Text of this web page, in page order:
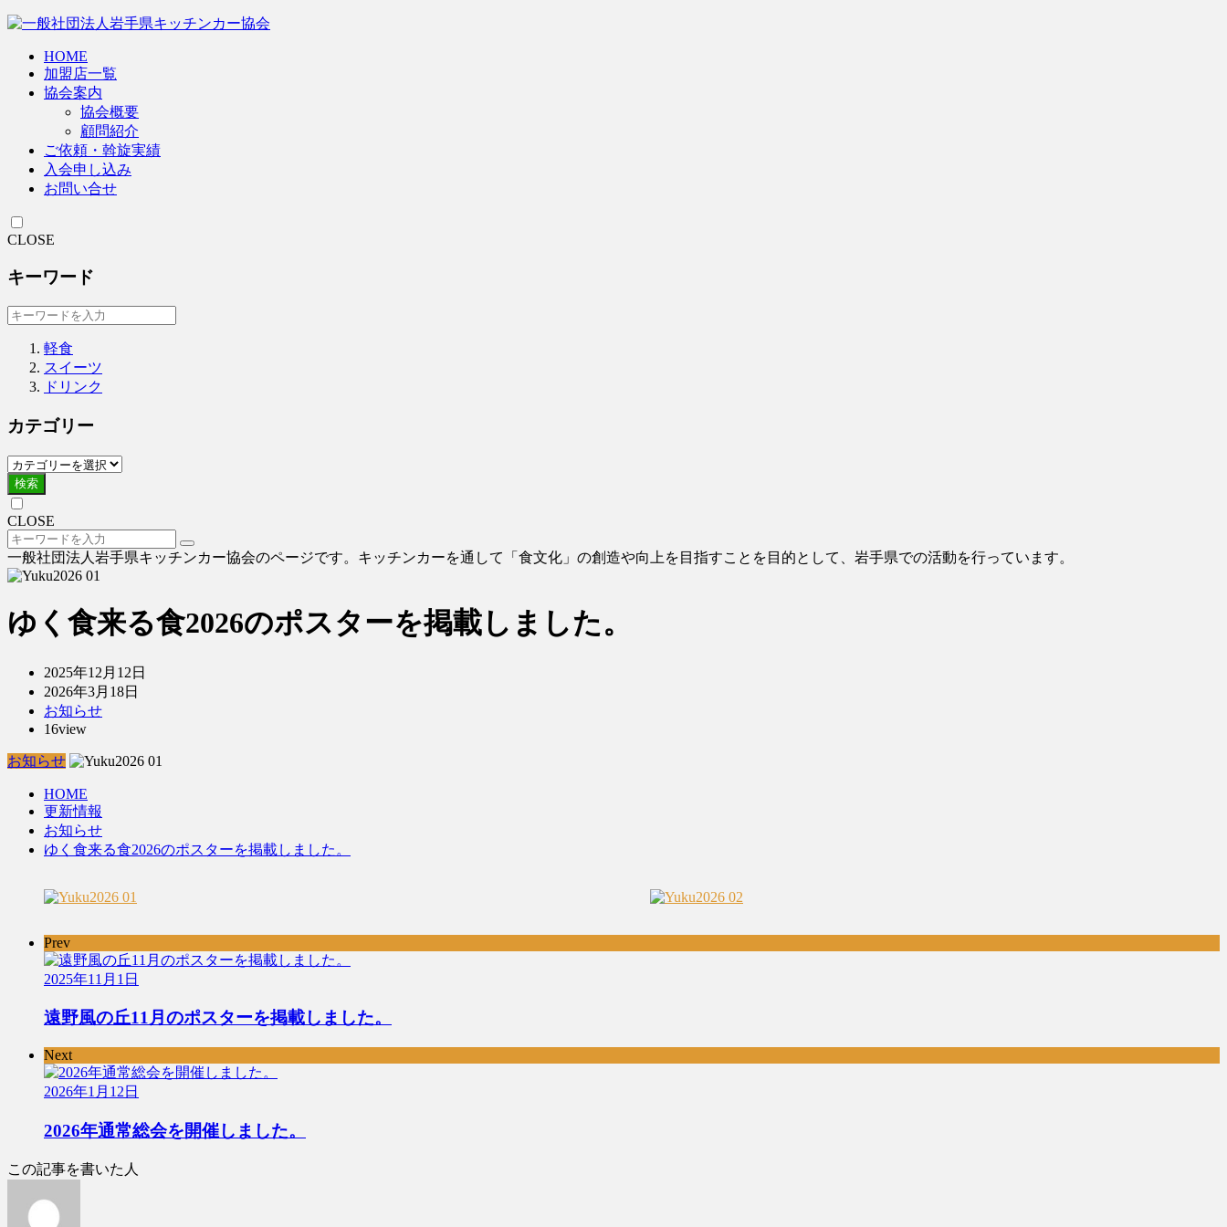
HOME
加盟店一覧
協会案内
協会概要
顧問紹介
ご依頼・斡旋実績
入会申し込み
お問い合せ
CLOSE
キーワード
軽食
スイーツ
ドリンク
カテゴリー
検索
CLOSE
一般社団法人岩手県キッチンカー協会のページです。キッチンカーを通して「食文化」の創造や向上を目指すことを目的として、岩手県での活動を行っています。
ゆく食来る食2026のポスターを掲載しました。
2025年12月12日
2026年3月18日
お知らせ
16view
お知らせ
HOME
更新情報
お知らせ
ゆく食来る食2026のポスターを掲載しました。
Prev
2025年11月1日
遠野風の丘11月のポスターを掲載しました。
Next
2026年1月12日
2026年通常総会を開催しました。
この記事を書いた人